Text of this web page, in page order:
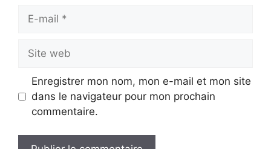
Site
web
Enregistrer mon nom, mon e-mail et mon site
dans le navigateur pour mon prochain
commentaire.